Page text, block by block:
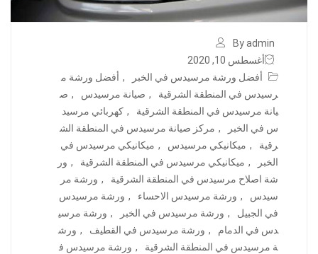
By admin
أغسطس 10, 2020
أفضل ورشة مرسيدس في الخبر
, أفضل ورشة م
رسيدس في المنطقة الشرقية
, صيانة مرسيدس , ص
يانة مرسيدس في المنطقة الشرقية
, كهربائي مرسيد
س في الخبر
, مركز صيانة مرسيدس في المنطقة الش
رقية
, ميكانيكي مرسيدس , ميكانيكي مرسيدس في
الخبر
, ميكانيكي مرسيدس في المنطقة الشرقية , ور
شة اصلاح مرسيدس في المنطقة الشرقية
, ورشة مر
سيدس
, ورشة مرسيدس الاحساء , ورشة مرسيدس
في الجبيل
, ورشة مرسيدس في الخبر , ورشة مرسي
دس في الدمام
, ورشة مرسيدس في القطيف , ورش
ة مرسيدس في المنطقة الشرقية
, ورشة مرسيدس ف